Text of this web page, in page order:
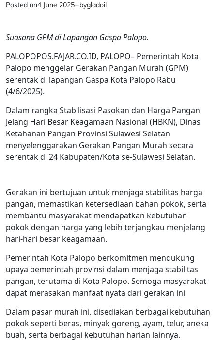
Posted on4 June 2025 bygladoil
Suasana GPM di Lapangan Gaspa Palopo.
PALOPOPOS.FAJAR.CO.ID, PALOPO– Pemerintah Kota
Palopo menggelar Gerakan Pangan Murah (GPM)
serentak di lapangan Gaspa Kota Palopo Rabu
(4/6/2025).
Dalam rangka Stabilisasi Pasokan dan Harga Pangan
Jelang Hari Besar Keagamaan Nasional (HBKN), Dinas
Ketahanan Pangan Provinsi Sulawesi Selatan
menyelenggarakan Gerakan Pangan Murah secara
serentak di 24 Kabupaten/Kota se-Sulawesi Selatan.
Gerakan ini bertujuan untuk menjaga stabilitas harga
pangan, memastikan ketersediaan bahan pokok, serta
membantu masyarakat mendapatkan kebutuhan
pokok dengan harga yang lebih terjangkau menjelang
hari-hari besar keagamaan.
Pemerintah Kota Palopo berkomitmen mendukung
upaya pemerintah provinsi dalam menjaga stabilitas
pangan, terutama di Kota Palopo. Semoga masyarakat
dapat merasakan manfaat nyata dari gerakan ini
Dalam pasar murah ini, disediakan berbagai kebutuhan
pokok seperti beras, minyak goreng, ayam, telur, aneka
buah, serta berbagai kebutuhan harian lainnya.